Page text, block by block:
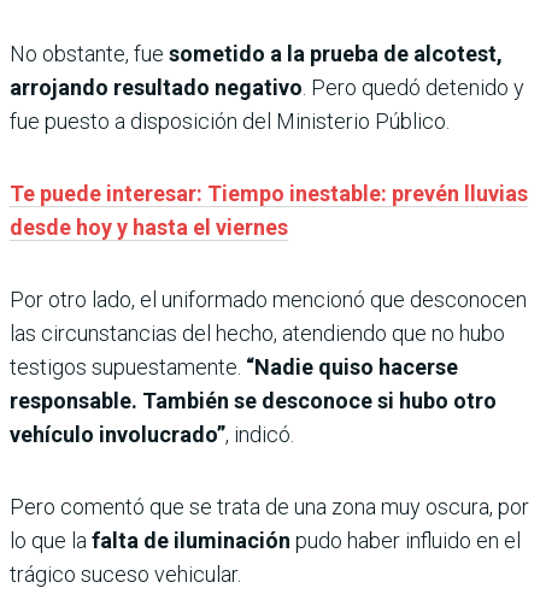
No obstante, fue sometido a la prueba de alcotest,
arrojando resultado negativo . Pero quedó detenido y
fue puesto a disposición del Ministerio Público.
Te puede interesar: Tiempo inestable: prevén lluvias
desde hoy y hasta el viernes
Por otro lado, el uniformado mencionó que desconocen
las circunstancias del hecho, atendiendo que no hubo
testigos supuestamente. “Nadie quiso hacerse
responsable. También se desconoce si hubo otro
vehículo involucrado”, indicó.
Pero comentó que se trata de una zona muy oscura, por
lo que la falta de iluminación pudo haber influido en el
trágico suceso vehicular.